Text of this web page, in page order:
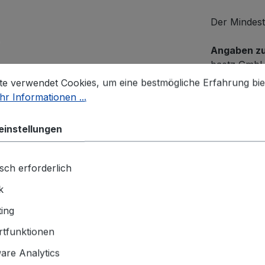
Der
Angaben
baetz
Coburger
96486
Serie 81, 12
Serie 81,
Cookies, um eine bestmögliche Erfahrung
verwendet Cookies, um eine bestmögliche Erfahrung
Informationen ...
erforderlich
Analytics